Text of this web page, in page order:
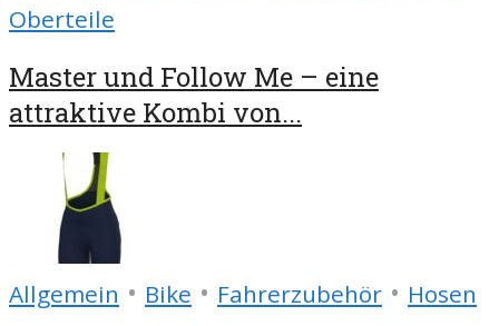
Oberteile
Master und Follow Me – eine
attraktive Kombi von...
Allgemein • Bike • Fahrerzubehör • Hosen